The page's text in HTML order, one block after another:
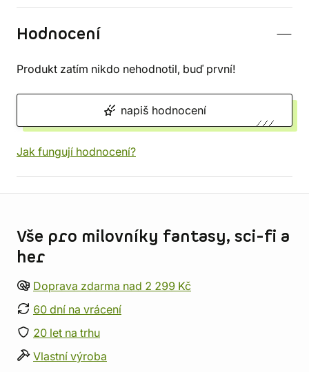
Hodnocení
Produkt zatím nikdo nehodnotil, buď první!
napiš hodnocení
Jak fungují hodnocení?
Vše pro milovníky fantasy, sci-fi a
her
Doprava zdarma nad 2 299 Kč
60 dní na vrácení
20 let na trhu
Vlastní výroba